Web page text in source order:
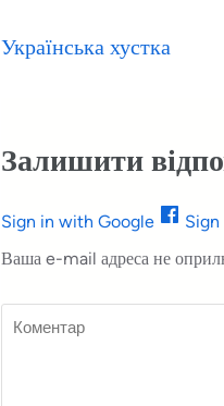
Навігація
Українська хустка
Залишити
Sign in with Google
Ваша e-mail адреса не
Коментар